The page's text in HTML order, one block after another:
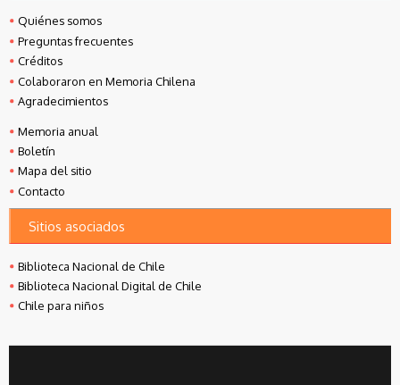
Quiénes somos
Preguntas frecuentes
Créditos
Colaboraron en Memoria Chilena
Agradecimientos
Memoria anual
Boletín
Mapa del sitio
Contacto
Sitios asociados
Biblioteca Nacional de Chile
Biblioteca Nacional Digital de Chile
Chile para niños